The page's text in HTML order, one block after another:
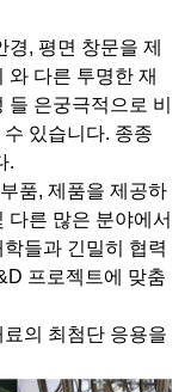
, 평면 창문을 제
와 다른 투명한 재
들 은궁극적으로 비
있습니다. 종종
.
품, 제품을 제공하
다른 많은 분야에서
들과 긴밀히 협력
프로젝트에 맞춤
의 최첨단 응용을